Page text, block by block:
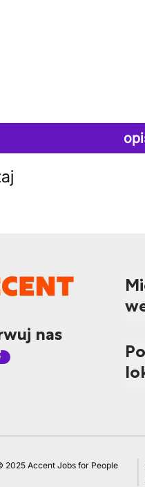
nas
2025 Accent Jobs for People